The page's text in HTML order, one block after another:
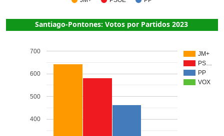
Santiago-Pontones: Votos por Partidos 2023
JM+
PS…
PP
VOX
400
500
600
700